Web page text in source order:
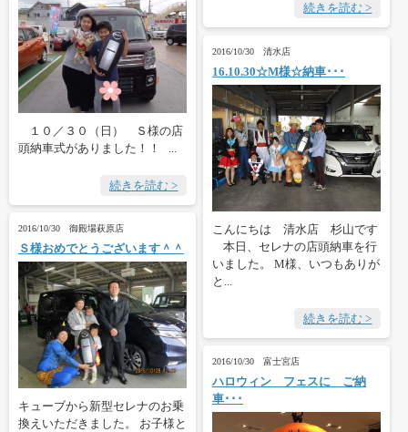
続きを読む >
１０／３０（日） Ｓ様の店
頭納車式がありました！！ ...
続きを読む >
2016/10/30 清水店
16.10.30☆M様☆納車･･･
こんにちは 清水店 杉山です
本日、セレナの店頭納車を行
いました。 M様、いつもありが
と...
続きを読む >
2016/10/30 御殿場萩原店
Ｓ様おめでとうございます＾＾
キューブから新型セレナのお乗
換えいただきました。 お子様と
2016/10/30 富士宮店
ハロウィン フェスに ご納
車･･･